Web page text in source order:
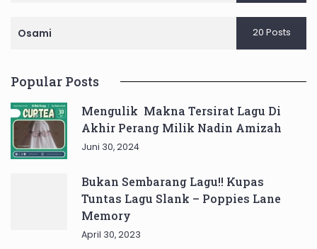
Osami 20 Posts
Popular Posts
Mengulik Makna Tersirat Lagu Di
Akhir Perang Milik Nadin Amizah
Juni 30, 2024
Bukan Sembarang Lagu!! Kupas
Tuntas Lagu Slank – Poppies Lane
Memory
April 30, 2023